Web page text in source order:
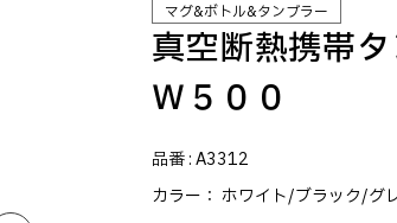
マグ&ボトル&タンブラー
真空断熱携帯
Ｗ５００
品番 :A3312
カラー： ホワイト/ブラック/グ